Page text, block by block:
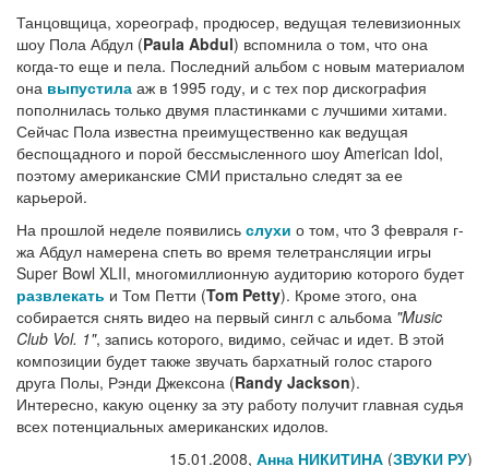
Танцовщица, хореограф, продюсер, ведущая телевизионных
шоу Пола Абдул (Paula Abdul) вспомнила о том, что она
когда-то еще и пела. Последний альбом с новым материалом
она выпустила аж в 1995 году, и с тех пор дискография
пополнилась только двумя пластинками с лучшими хитами.
Сейчас Пола известна преимущественно как ведущая
беспощадного и порой бессмысленного шоу American Idol,
поэтому американские СМИ пристально следят за ее
карьерой.
На прошлой неделе появились слухи о том, что 3 февраля г-
жа Абдул намерена спеть во время телетрансляции игры
Super Bowl XLII, многомиллионную аудиторию которого будет
развлекать и Том Петти (Tom Petty). Кроме этого, она
собирается снять видео на первый сингл с альбома "Music
Club Vol. 1", запись которого, видимо, сейчас и идет. В этой
композиции будет также звучать бархатный голос старого
друга Полы, Рэнди Джексона (Randy Jackson).
Интересно, какую оценку за эту работу получит главная судья
всех потенциальных американских идолов.
15.01.2008, Анна НИКИТИНА (ЗВУКИ РУ)